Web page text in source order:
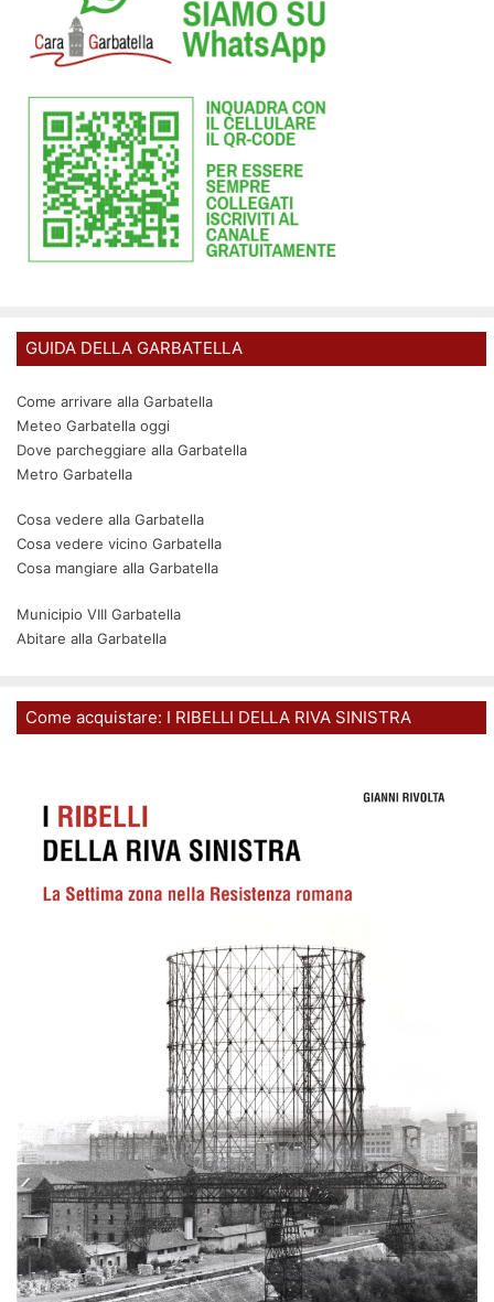
GUIDA DELLA GARBATELLA
Come arrivare alla Garbatella
Meteo Garbatella oggi
Dove parcheggiare alla Garbatella
Metro Garbatella
Cosa vedere alla Garbatella
Cosa vedere vicino Garbatella
Cosa mangiare alla Garbatella
Municipio VIII Garbatella
Abitare alla Garbatella
Come acquistare: I RIBELLI DELLA RIVA SINISTRA